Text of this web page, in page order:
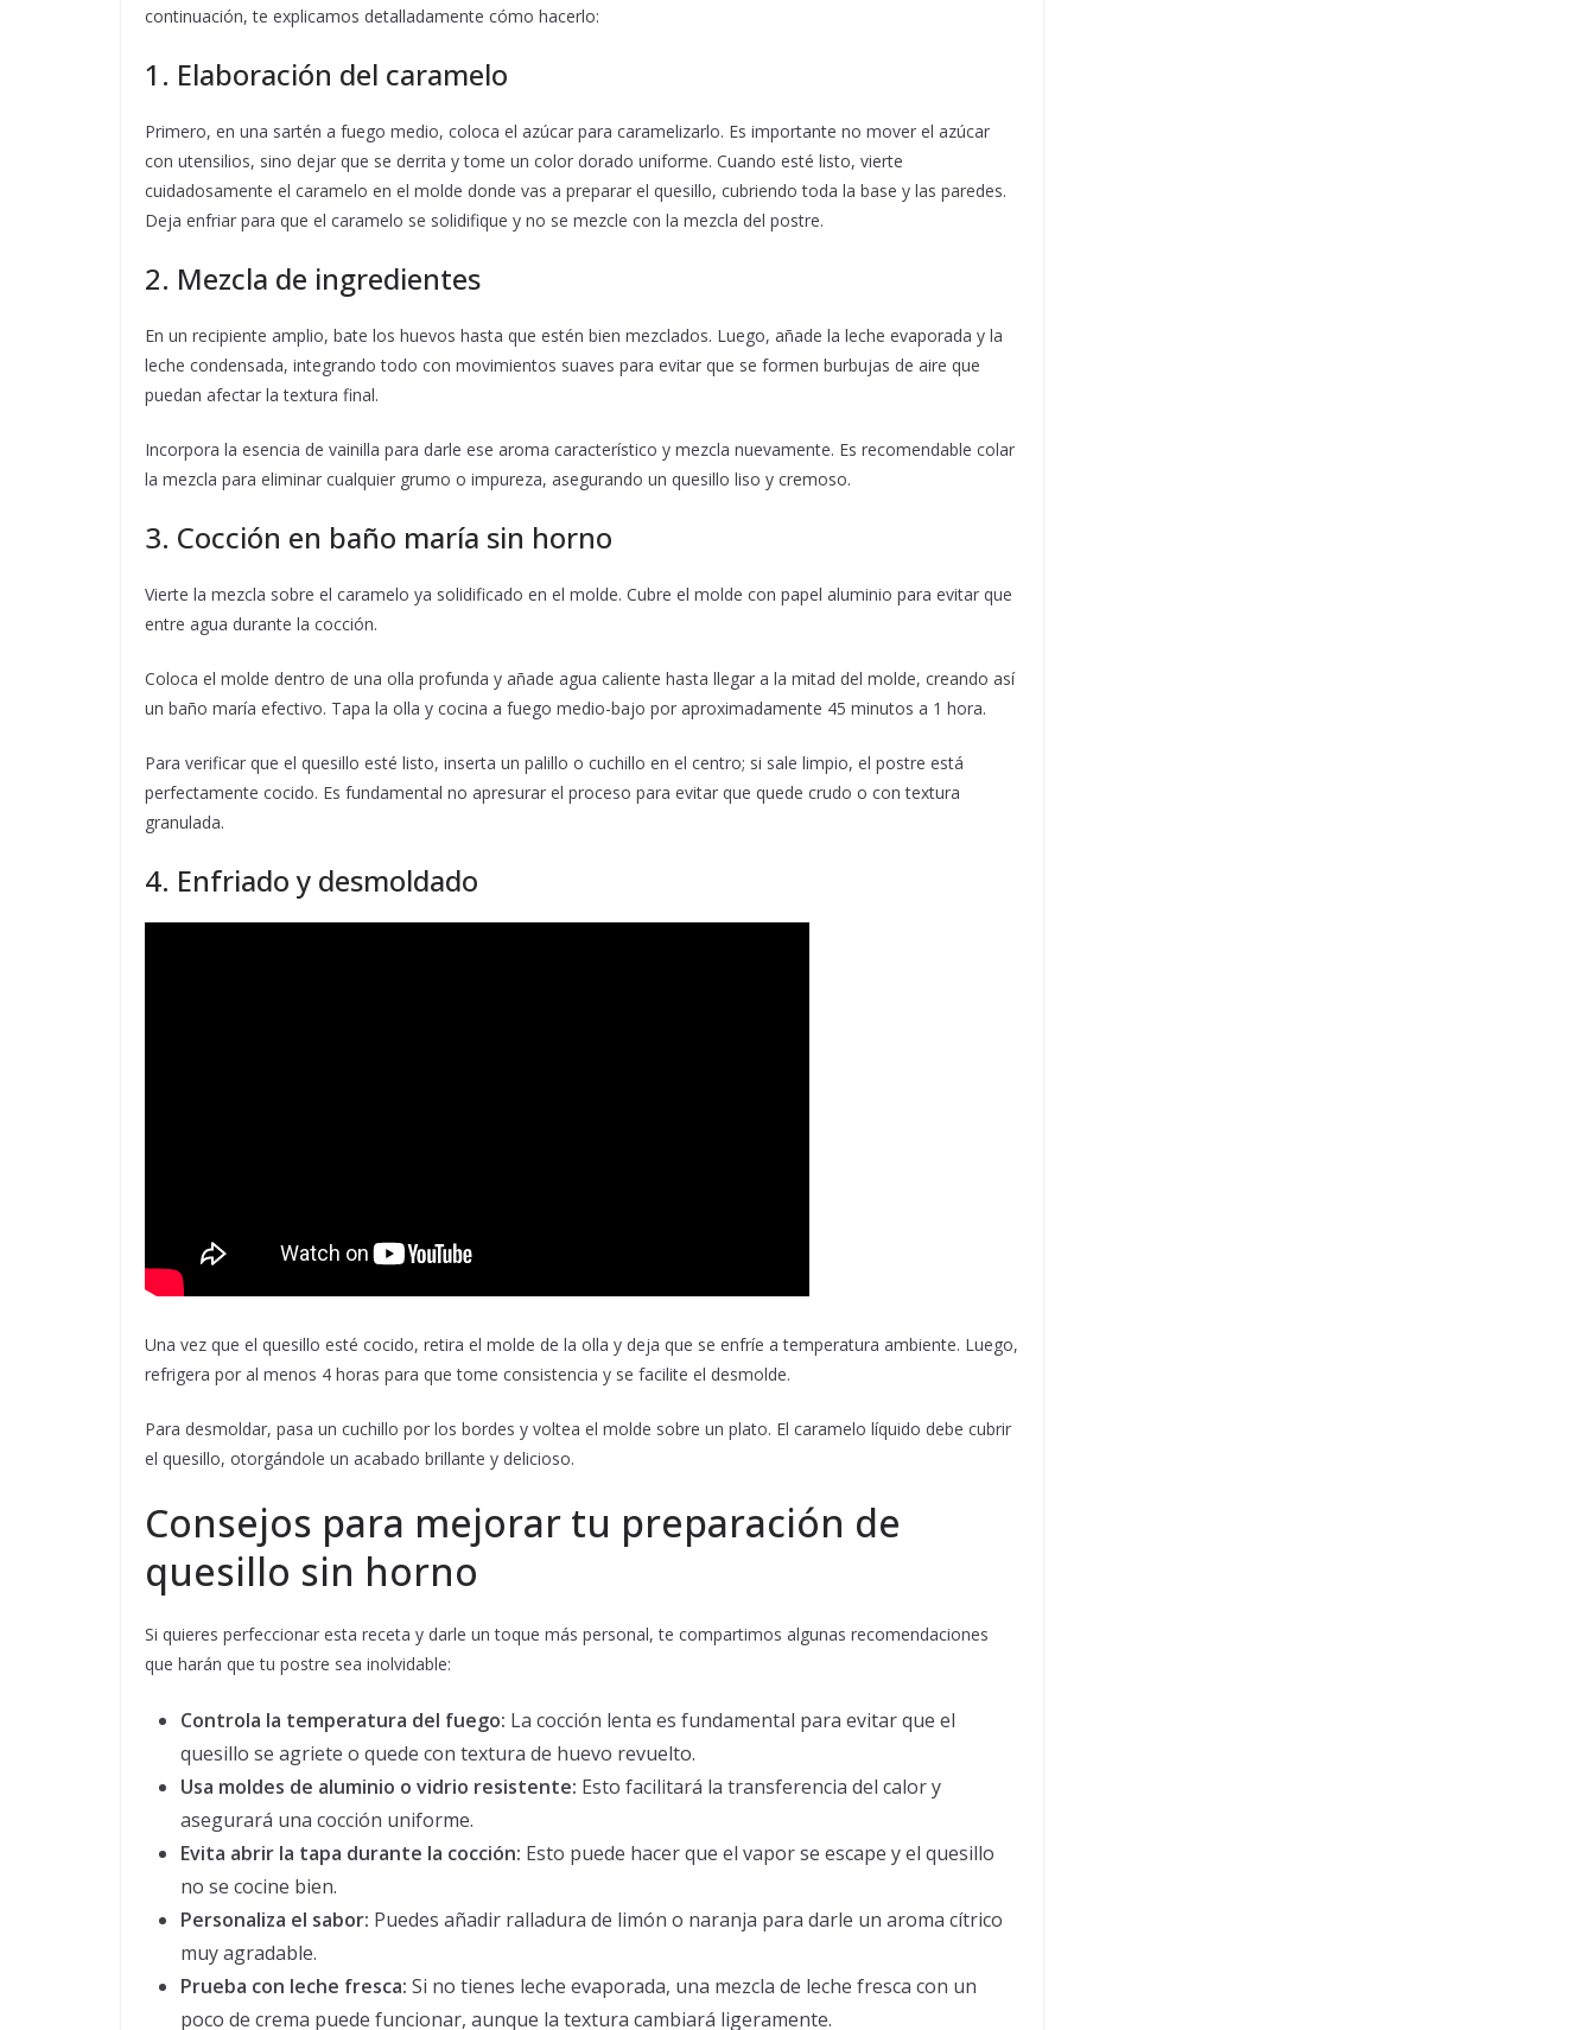
continuación, te explicamos detalladamente cómo hacerlo:
1. Elaboración del caramelo
Primero, en una sartén a fuego medio, coloca el azúcar para caramelizarlo. Es importante no mover el azúcar
con utensilios, sino dejar que se derrita y tome un color dorado uniforme. Cuando esté listo, vierte
cuidadosamente el caramelo en el molde donde vas a preparar el quesillo, cubriendo toda la base y las paredes.
Deja enfriar para que el caramelo se solidifique y no se mezcle con la mezcla del postre.
2. Mezcla de ingredientes
En un recipiente amplio, bate los huevos hasta que estén bien mezclados. Luego, añade la leche evaporada y la
leche condensada, integrando todo con movimientos suaves para evitar que se formen burbujas de aire que
puedan afectar la textura final.
Incorpora la esencia de vainilla para darle ese aroma característico y mezcla nuevamente. Es recomendable colar
la mezcla para eliminar cualquier grumo o impureza, asegurando un quesillo liso y cremoso.
3. Cocción en baño maría sin horno
Vierte la mezcla sobre el caramelo ya solidificado en el molde. Cubre el molde con papel aluminio para evitar que
entre agua durante la cocción.
Coloca el molde dentro de una olla profunda y añade agua caliente hasta llegar a la mitad del molde, creando así
un baño maría efectivo. Tapa la olla y cocina a fuego medio-bajo por aproximadamente 45 minutos a 1 hora.
Para verificar que el quesillo esté listo, inserta un palillo o cuchillo en el centro; si sale limpio, el postre está
perfectamente cocido. Es fundamental no apresurar el proceso para evitar que quede crudo o con textura
granulada.
4. Enfriado y desmoldado
Una vez que el quesillo esté cocido, retira el molde de la olla y deja que se enfríe a temperatura ambiente. Luego,
refrigera por al menos 4 horas para que tome consistencia y se facilite el desmolde.
Para desmoldar, pasa un cuchillo por los bordes y voltea el molde sobre un plato. El caramelo líquido debe cubrir
el quesillo, otorgándole un acabado brillante y delicioso.
Consejos para mejorar tu preparación de
quesillo sin horno
Si quieres perfeccionar esta receta y darle un toque más personal, te compartimos algunas recomendaciones
que harán que tu postre sea inolvidable:
Controla la temperatura del fuego: La cocción lenta es fundamental para evitar que el
quesillo se agriete o quede con textura de huevo revuelto.
Usa moldes de aluminio o vidrio resistente: Esto facilitará la transferencia del calor y
asegurará una cocción uniforme.
Evita abrir la tapa durante la cocción: Esto puede hacer que el vapor se escape y el quesillo
no se cocine bien.
Personaliza el sabor: Puedes añadir ralladura de limón o naranja para darle un aroma cítrico
muy agradable.
Prueba con leche fresca: Si no tienes leche evaporada, una mezcla de leche fresca con un
poco de crema puede funcionar, aunque la textura cambiará ligeramente.